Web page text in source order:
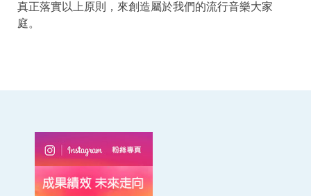
真正落實以上原則，來創造屬於我們的流行音樂大家
庭。